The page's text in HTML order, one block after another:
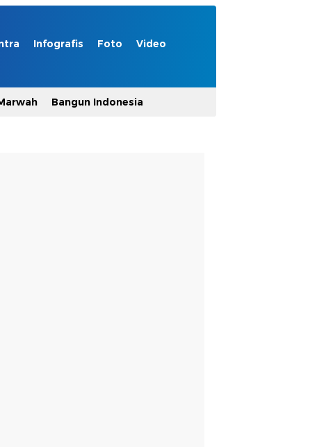
Infografis Foto Video
Bangun Indonesia